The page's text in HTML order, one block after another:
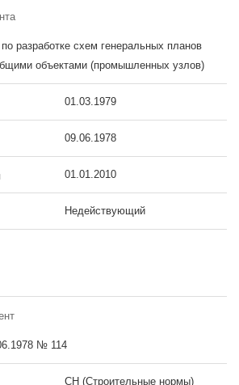
разработке схем генеральных планов
объектами (промышленных узлов)
01.03.1979
09.06.1978
01.01.2010
Недействующий
№ 114
СН (Строительные нормы)